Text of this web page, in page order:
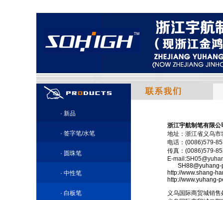
· 新品
· 签字笔/水笔
· 圆珠笔
· 中性笔
· 白板笔
浙江宇航制笔有限
地址：浙江省义乌
电话：(0086)579-
传真：(0086)579-
E-
SH88@yuhang-
http://www.shang-
http://www.yuhang-
义乌国际商贸城销售